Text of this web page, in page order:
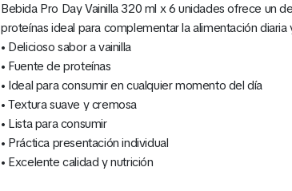
Bebida Pro Day Vainilla 320 ml x 6 unidades ofrece un
proteínas ideal para complementar la alimentación
• Delicioso sabor a vainilla
• Fuente de proteínas
• Ideal para consumir en cualquier momento del día
• Textura suave y cremosa
• Lista para consumir
• Práctica presentación individual
• Excelente calidad y nutrición